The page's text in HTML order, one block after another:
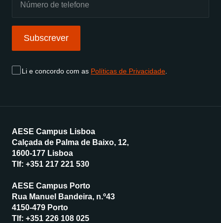
Subscrever
Li e concordo com as Políticas de Privacidade
AESE Campus Lisboa
Calçada de Palma de Baixo, 12,
1600-177 Lisboa
Tlf: +351 217 221 530
AESE Campus Porto
Rua Manuel Bandeira, n.º43
4150-479 Porto
Tlf: +351 226 108 025